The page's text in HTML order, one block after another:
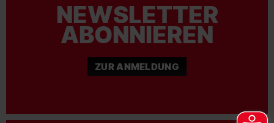
NEWSLETTER
ABONNIEREN
ZUR ANMELDUNG